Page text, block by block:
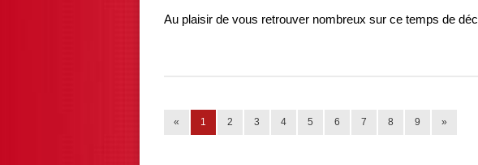
Au plaisir de vous retrouver nombreux sur ce temps de
« 1 2 3 4 5 6 7 8 9 »